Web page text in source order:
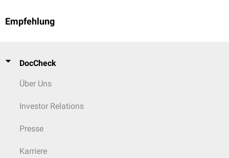
Empfehlung
DocCheck
Über Uns
Investor Relations
Presse
Karriere